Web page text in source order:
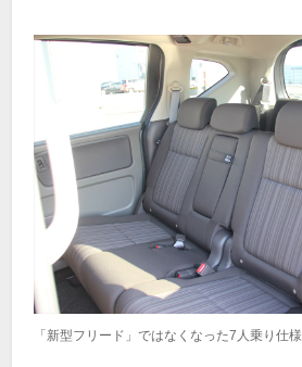
「新型フリード」ではなくなった7人乗り仕様